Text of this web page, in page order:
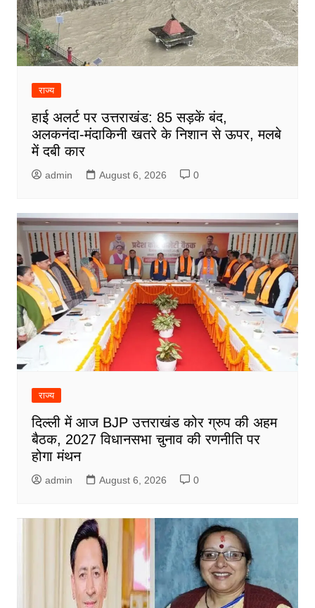
राज्य
हाई अलर्ट पर उत्तराखंड: 85 सड़कें बंद,
अलकनंदा-मंदाकिनी खतरे के निशान से ऊपर, मलबे
में दबी कार
admin August 6, 2026 0
राज्य
दिल्ली में आज BJP उत्तराखंड कोर ग्रुप की अहम
बैठक, 2027 विधानसभा चुनाव की रणनीति पर
होगा मंथन
admin August 6, 2026 0